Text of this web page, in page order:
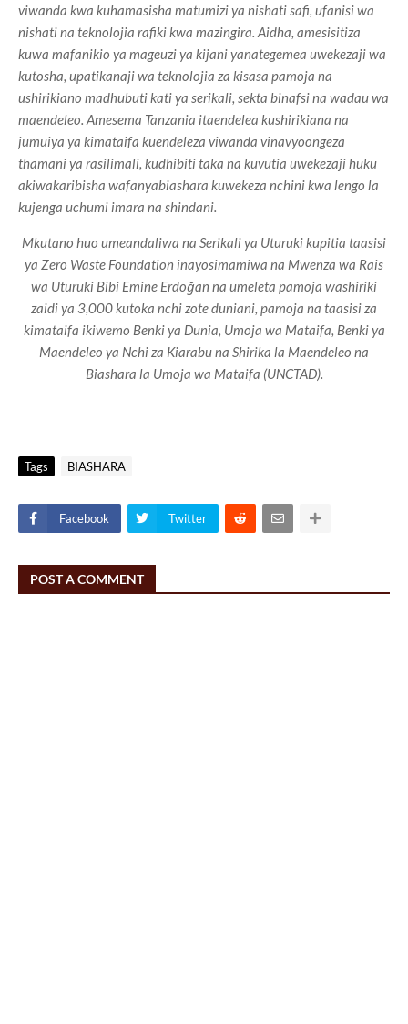
viwanda kwa kuhamasisha matumizi ya nishati safi, ufanisi wa
nishati na teknolojia rafiki kwa mazingira. Aidha, amesisitiza
kuwa mafanikio ya mageuzi ya kijani yanategemea uwekezaji wa
kutosha, upatikanaji wa teknolojia za kisasa pamoja na
ushirikiano madhubuti kati ya serikali, sekta binafsi na wadau wa
maendeleo. Amesema Tanzania itaendelea kushirikiana na
jumuiya ya kimataifa kuendeleza viwanda vinavyoongeza
thamani ya rasilimali, kudhibiti taka na kuvutia uwekezaji huku
akiwakaribisha wafanyabiashara kuwekeza nchini kwa lengo la
kujenga uchumi imara na shindani.
Mkutano huo umeandaliwa na Serikali ya Uturuki kupitia taasisi
ya Zero Waste Foundation inayosimamiwa na Mwenza wa Rais
wa Uturuki Bibi Emine Erdoğan na umeleta pamoja washiriki
zaidi ya 3,000 kutoka nchi zote duniani, pamoja na taasisi za
kimataifa ikiwemo Benki ya Dunia, Umoja wa Mataifa, Benki ya
Maendeleo ya Nchi za Kiarabu na Shirika la Maendeleo na
Biashara la Umoja wa Mataifa (UNCTAD).
Tags BIASHARA
Facebook Twitter
POST A COMMENT